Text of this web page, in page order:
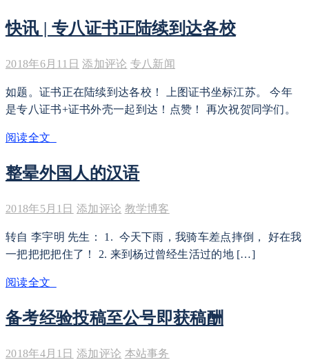
快讯 | 专八证书正陆续到达各校
2018年6月11日 添加评论 专八新闻
如题。证书正在陆续到达各校！ 上图证书坐标江苏。 今年
是专八证书+证书外壳一起到达！点赞！ 再次祝贺同学们。
阅读全文
整晕外国人的汉语
2018年5月1日 添加评论 教学博客
转自 李宇明 先生： 1. 今天下雨，我骑车差点摔倒， 好在我
一把把把把住了！ 2. 来到杨过曾经生活过的地 […]
阅读全文
备考经验投稿至公号即获稿酬
2018年4月1日 添加评论 本站事务